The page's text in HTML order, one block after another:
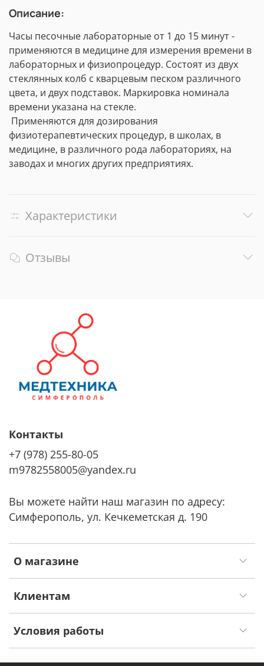
Описание:
Часы песочные лабораторные от 1 до 15 минут -
применяются в медицине для измерения времени в
лабораторных и физиопроцедур. Состоят из двух
стеклянных колб с кварцевым песком различного
цвета, и двух подставок. Маркировка номинала
времени указана на стекле.
Применяются для дозирования
физиотерапевтических процедур, в школах, в
медицине, в различного рода лабораториях, на
заводах и многих других предприятиях.
Характеристики
Отзывы
О магазине
Клиентам
Условия работы
Контакты
+7 (978) 255-80-05
m9782558005@yandex.ru
Вы можете найти наш магазин по адресу:
Симферополь, ул. Кечкеметская д. 190